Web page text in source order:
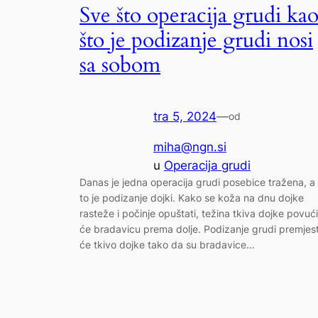
Sve što operacija grudi kao
što je podizanje grudi nosi
sa sobom
tra 5, 2024—od
miha@ngn.si
u Operacija grudi
Danas je jedna operacija grudi posebice tražena, a
to je podizanje dojki. Kako se koža na dnu dojke
rasteže i počinje opuštati, težina tkiva dojke povući
će bradavicu prema dolje. Podizanje grudi
će tkivo dojke tako da su bradavice…